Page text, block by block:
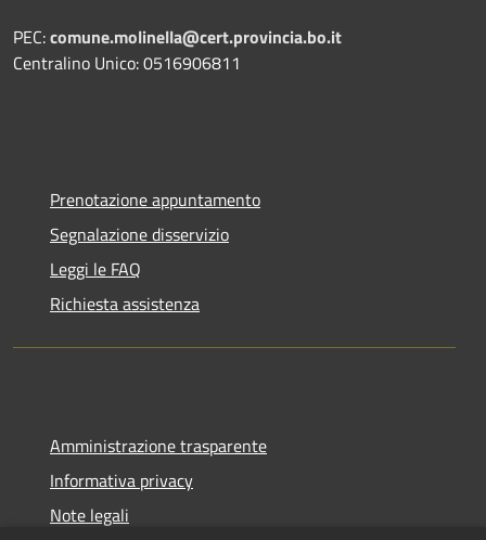
PEC:comune.molinella@cert.provincia.bo.it
Centralino Unico: 0516906811
Prenotazione appuntamento
Segnalazione disservizio
Leggi le FAQ
Richiesta assistenza
Amministrazione trasparente
Informativa privacy
Note legali